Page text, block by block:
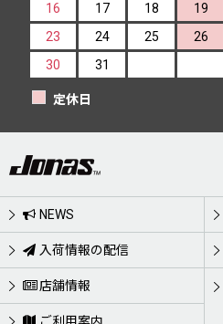
16
17 18 19
23
24 25 26
30
31
定休日
NEWS
入荷情報の配信
店舗情報